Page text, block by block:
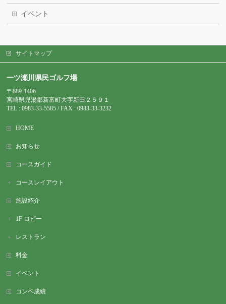
イベント
サイトマップ
一ツ瀬川県民ゴルフ場
〒889-1406
宮崎県児湯郡新富町大字新田２５９１
TEL : 0983-33-5585 / FAX : 0983-33-3232
HOME
お知らせ
コースガイド
コースレイアウト
施設紹介
1F ロビー
レストラン
料金
イベント
コンペ成績